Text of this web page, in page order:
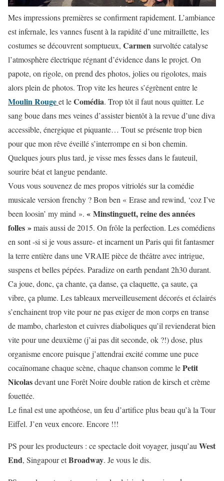
Mes impressions premières se confirment rapidement. L’ambiance
est infernale, les vannes fusent à la rapidité d’une mitraillette, les
costumes se découvrent somptueux, Carmensurvoltée catalyse
l’atmosphère électrique régnant d’évidence dans le projet. On
papote, on rigole, on prend des photos, jolies ou rigolotes, mais
alors plein de photos. Trop vite les heures s’égrènent entre le
Moulin Rougeet leComédia. Trop tôt il faut nous quitter. Le
sang boue dans mes veines d’assister bientôt à la revue d’une diva
accessible, énergique et piquante… Tout se présente trop bien
pour que mon rêve éveillé s’interrompe en si bon chemin.
Quelques jours plus tard, je visse mes fesses dans le fauteuil,
sourire béat et langue pendante.
Vous vous souvenez de mes propos vitriolés sur la comédie
musicale version frenchy ? Bon ben « Erase and rewind, ‘coz I’ve
been loosin’ my mind ». « Minstinguett, reine des années
folles »mais aussi de 2015. On frôle la perfection. Les comédiens
en sont -si si je vous assure- et incarnent un Paris qui fit fantasmer
la terre entière dans une VRAIE pièce de théâtre avec intrigue,
suspens et belles pépées. Paradize on earth pendant 2h30 durant.
Ca joue, donc, ça chante, ça danse, ça claquette, ça saute, ça
vibre, ça plume. Les tableaux merveilleusement décorés et éclairés
s’enchainent trop vite pour ne pas exiger de mon corps en transe
de mambo, charleston et cuivres diaboliques qu’il revienderat bien
vite pour une deuxième (j’ai pas dit seconde, ok ?!) dose, plus
organisme encore puisque j’attendrai excité comme une puce
cocaïnomane chaque scène, chaque chanson comme lePetit
Nicolasdevant une Forêt Noire double ration de kirsch et crème
fouettée.
Le final est une apothéose, un feu d’artifice plus beau qu’à la Tour
Eiffel. J’en veux encore. Encore !!!
PS pour les producteurs : ce spectacle doit voyager, jusqu’au West
End, Singapour etBroadway. Je vous le dis.